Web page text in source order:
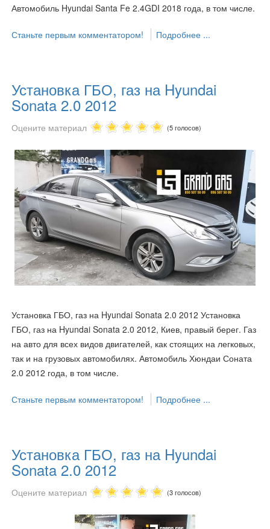
Автомобиль Hyundai Santa Fe 2.4GDI 2018 года, в том числе.
Станьте первым комментатором! Подробнее ...
Установка ГБО, газ на Hyundai
Sonata 2.0 2012
Оцените материал (5 голосов)
Установка ГБО, газ на Hyundai Sonata 2.0 2012 Установка
ГБО, газ на Hyundai Sonata 2.0 2012, Киев, правый берег. Газ
на авто для всех видов двигателей, как стоящих на легковых,
так и на грузовых автомобилях. Автомобиль Хюндаи Соната
2.0 2012 года, в том числе.
Станьте первым комментатором! Подробнее ...
Установка ГБО, газ на Hyundai
Sonata 2.0 2012
Оцените материал (3 голосов)